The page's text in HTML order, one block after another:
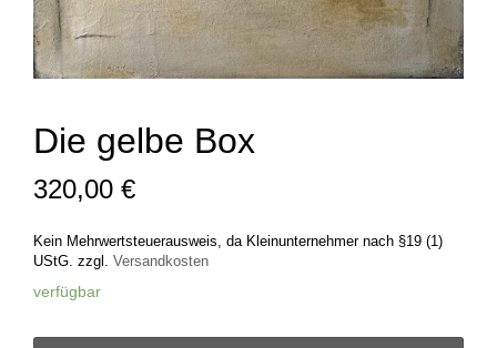
Die gelbe Box
320,00 €
Kein Mehrwertsteuerausweis, da Kleinunternehmer nach §19 (1)
UStG. zzgl. Versandkosten
verfügbar